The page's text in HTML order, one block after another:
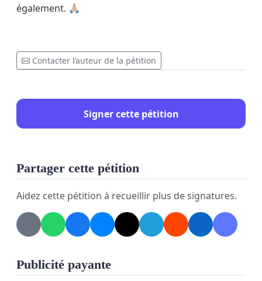
également. 🙏🏼
Contacter l’auteur de la pétition
Signer cette pétition
Partager cette pétition
Aidez cette pétition à recueillir plus de signatures.
Publicité payante